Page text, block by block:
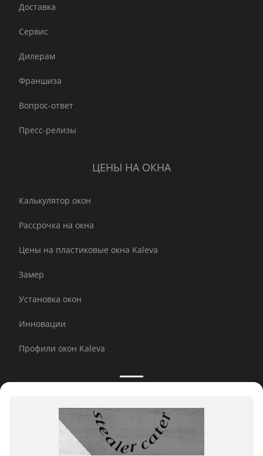
Доставка
Сервис
Дилерам
Франшиза
Вопрос-ответ
Пресс-релизы
ЦЕНЫ НА ОКНА
Калькулятор окон
Рассрочка на окна
Цены на пластиковые окна Kaleva
Замер
Установка окон
Инновации
Профили окон Kaleva
Принимаем к оплате:
E-mail рассылка